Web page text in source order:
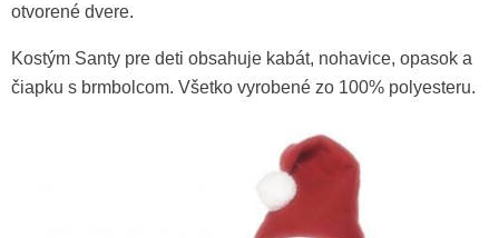
otvorené dvere.
Kostým Santy pre deti obsahuje kabát, nohavice, opasok a
čiapku s brmbolcom. Všetko vyrobené zo 100% polyesteru.